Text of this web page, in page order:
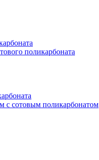
поликарбоната
с сотовым поликарбонатом